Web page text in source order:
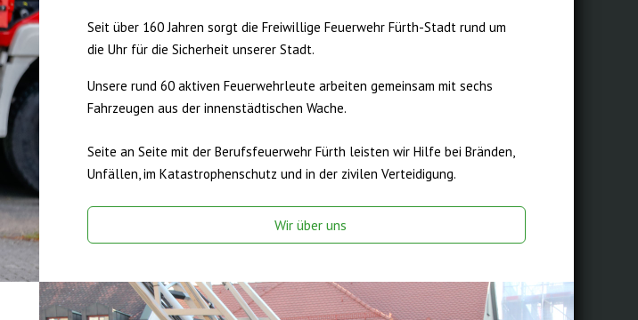
Seit über 160 Jahren sorgt die Freiwillige Feuerwehr Fürth-Stadt rund um
die Uhr für die Sicherheit unserer Stadt.
Unsere rund 60 aktiven Feuerwehrleute arbeiten gemeinsam mit sechs
Fahrzeugen aus der innenstädtischen Wache.
Seite an Seite mit der Berufsfeuerwehr Fürth leisten wir Hilfe bei Bränden,
Unfällen, im Katastrophenschutz und in der zivilen Verteidigung.
Wir über uns